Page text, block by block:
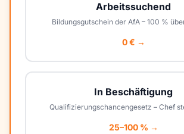
Arbeitssuchend
Bildungsgutschein der AfA – 100 %
0 € →
In Beschäftigung
Qualifizierungschancengesetz – Chef
25–100 % →